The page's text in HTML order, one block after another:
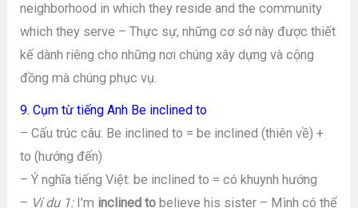
neighborhood in which they reside and the community
which they serve – Thực sự, những cơ sở này được thiết
kế dành riêng cho những nơi chúng xây dựng và cộng
đồng mà chúng phục vụ.
9. Cụm từ tiếng Anh Be inclined to
– Cấu trúc câu: Be inclined to = be inclined (thiên về) +
to (hướng đến)
– Ý nghĩa tiếng Việt: be inclined to = có khuynh hướng
– Ví dụ 1:I’m inclined to believe his sister – Mình có thể